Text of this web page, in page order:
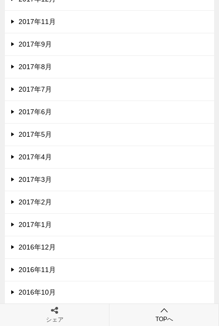
2017年11月
2017年9月
2017年8月
2017年7月
2017年6月
2017年5月
2017年4月
2017年3月
2017年2月
2017年1月
2016年12月
2016年11月
2016年10月
2016年9月
シェア TOPへ